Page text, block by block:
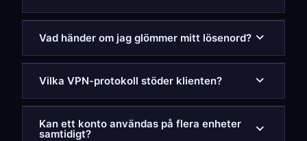
Vad händer om jag glömmer mitt lösenord?
Vilka VPN-protokoll stöder klienten?
Kan ett konto användas på flera enheter
samtidigt?